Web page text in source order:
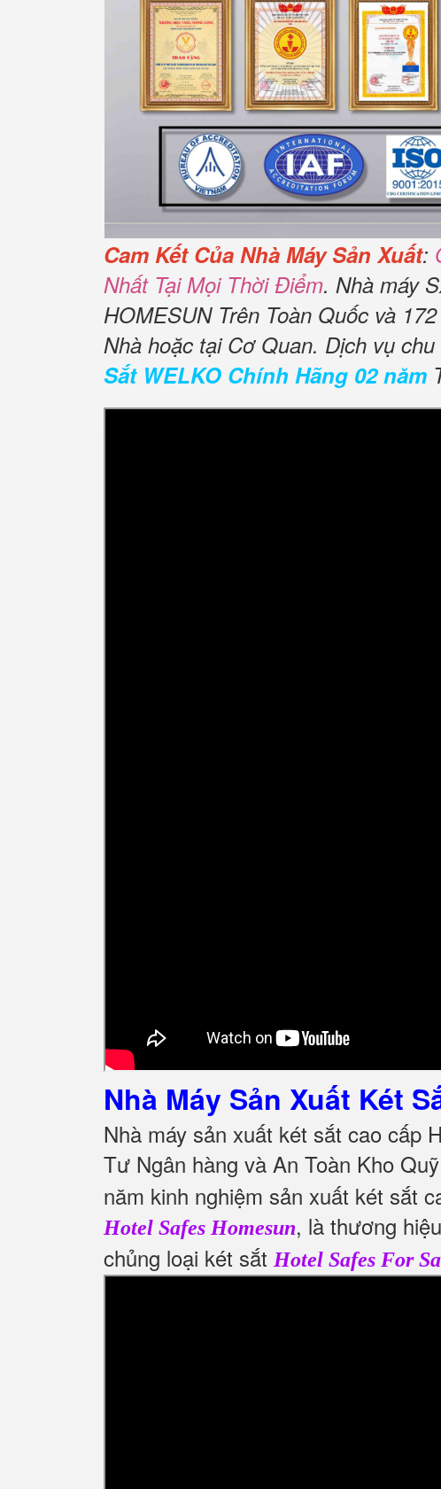
Cam Kết Của Nhà Máy Sản Xuất:
Nhất Tại Mọi Thời Điểm. Nhà máy
HOMESUN Trên Toàn Quốc và
Nhà hoặc tại Cơ Quan. Dịch vụ
Sắt WELKO Chính Hãng 02 năm
Nhà Máy Sản Xuất Két
Nhà máy sản xuất két sắt cao cấp
Tư Ngân hàng và An Toàn Kho
năm kinh nghiệm sản xuất két sắt
Hotel Safes Homesun, là thương
chủng loại két sắt Hotel Safes For